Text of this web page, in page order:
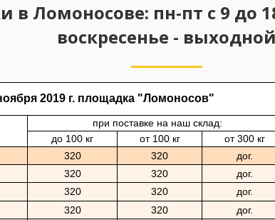
Ломоносове: пн-пт с 9 до 18
воскресенье - выходной
2019 г. площадка "Ломоносов"
при поставке на наш склад:
до 100 кг
от 100 кг
от 300 кг
320 320
дог.
320 320
дог.
320 320
дог.
320 320
дог.